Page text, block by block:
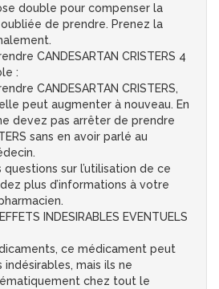
double pour compenser la
de prendre. Prenez la
CANDESARTAN CRISTERS 4
:
CANDESARTAN CRISTERS,
peut augmenter à nouveau. En
devez pas arrêter de prendre
sans en avoir parlé au
questions sur l’utilisation de ce
plus d’informations à votre
INDESIRABLES EVENTUELS
ce médicament peut
mais ils ne
chez tout le